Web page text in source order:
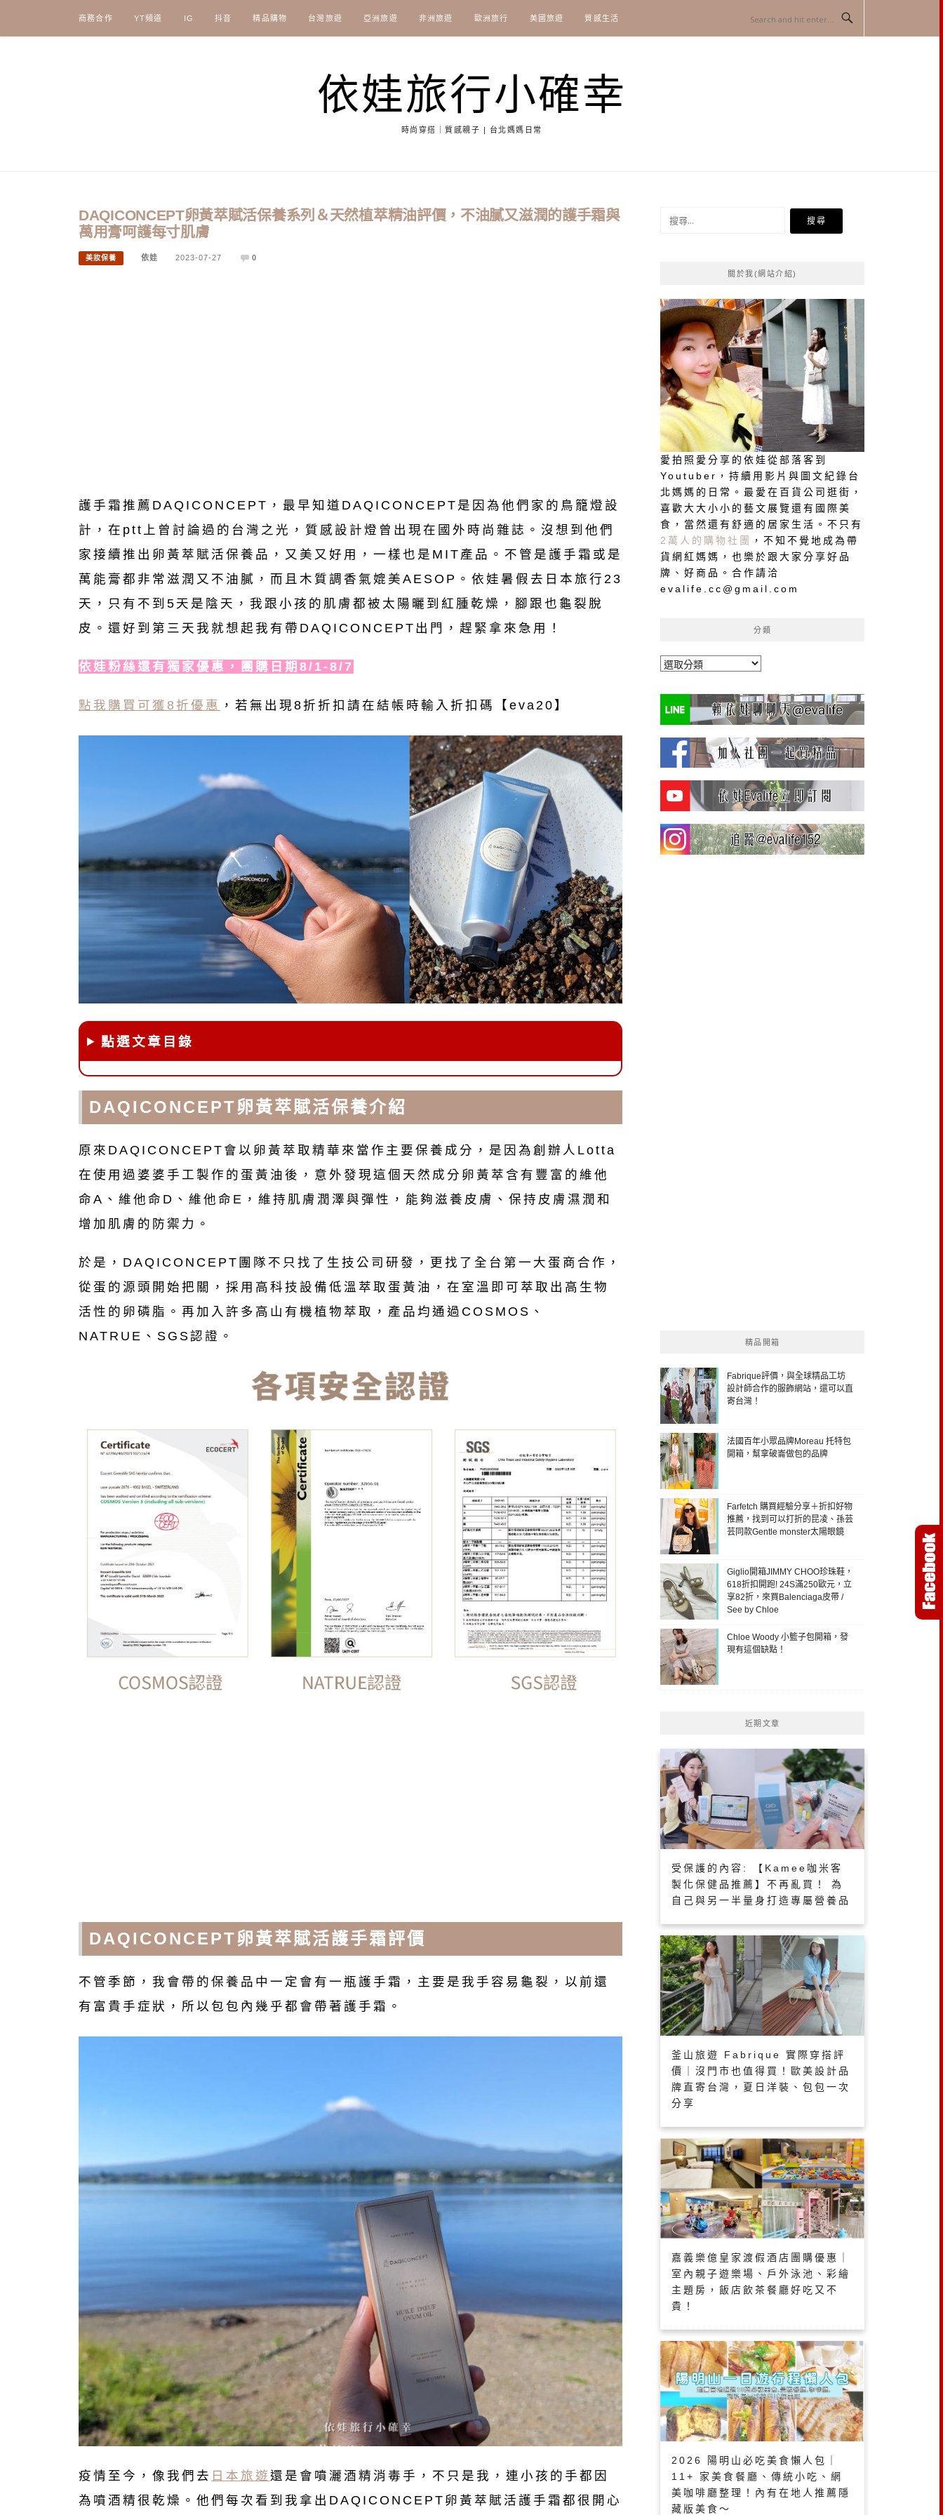
content
商務合作 YT頻道 IG 抖音 精品購物 台灣旅遊 亞洲旅遊 非洲旅遊 歐洲旅行 美國旅遊 質感生活
依娃旅行小確幸
時尚穿搭｜質感親子 | 台北媽媽日常
DAQICONCEPT卵黃萃賦活保養系列＆天然植萃精油評價，不油膩又滋潤的護手霜與
萬用膏呵護每寸肌膚
美妝保養 依娃 2023-07-27 0
護手霜推薦DAQICONCEPT，最早知道DAQICONCEPT是因為他們家的鳥籠燈設
計，在ptt上曾討論過的台灣之光，質感設計燈曾出現在國外時尚雜誌。沒想到他們
家接續推出卵黃萃賦活保養品，又美又好用，一樣也是MIT產品。不管是護手霜或是
萬能膏都非常滋潤又不油膩，而且木質調香氣媲美AESOP。依娃暑假去日本旅行23
天，只有不到5天是陰天，我跟小孩的肌膚都被太陽曬到紅腫乾燥，腳跟也龜裂脫
皮。還好到第三天我就想起我有帶DAQICONCEPT出門，趕緊拿來急用！
依娃粉絲還有獨家優惠，團購日期8/1-8/7
點我購買可獲8折優惠 ，若無出現8折折扣請在結帳時輸入折扣碼【eva20】
點選文章目錄
DAQICONCEPT卵黃萃賦活保養介紹
原來DAQICONCEPT會以卵黃萃取精華來當作主要保養成分，是因為創辦人Lotta
在使用過婆婆手工製作的蛋黃油後，意外發現這個天然成分卵黃萃含有豐富的維他
命A、維他命D、維他命E，維持肌膚潤澤與彈性，能夠滋養皮膚、保持皮膚濕潤和
增加肌膚的防禦力。
於是，DAQICONCEPT團隊不只找了生技公司研發，更找了全台第一大蛋商合作，
從蛋的源頭開始把關，採用高科技設備低溫萃取蛋黃油，在室溫即可萃取出高生物
活性的卵磷脂。再加入許多高山有機植物萃取，產品均通過COSMOS、
NATRUE、SGS認證。
DAQICONCEPT卵黃萃賦活護手霜評價
不管季節，我會帶的保養品中一定會有一瓶護手霜，主要是我手容易龜裂，以前還
有富貴手症狀，所以包包內幾乎都會帶著護手霜。
疫情至今，像我們去 日本旅遊 還是會噴灑酒精消毒手，不只是我，連小孩的手都因
為噴酒精很乾燥。他們每次看到我拿出DAQICONCEPT卵黃萃賦活護手霜都很開心
搜
關於我(網站介紹)
愛拍照愛分享的依娃從部落客到
Youtuber，持續用影片與圖文紀錄台
北媽媽的日常。最愛在百貨公司逛街，
喜歡大大小小的藝文展覽還有國際美
食，當然還有舒適的居家生活。不只有
2萬人的購物社團
，不知不覺地成為帶
貨網紅媽媽，也樂於跟大家分享好品
牌、好商品。合作請洽
evalife.cc@gmail.com
分類
分
精品開箱
Fabrique評價，與全球精品工坊
設計師合作的服飾網站，還可以直
寄台灣！
法國百年小眾品牌Moreau 托特包
開箱，幫拿破崙做包的品牌
Farfetch 購買經驗分享＋折扣好物
推薦，找到可以打折的昆凌、孫芸
芸同款Gentle monster太陽眼鏡
Giglio開箱JIMMY CHOO珍珠鞋，
618折扣開跑! 24S滿250歐元，立
享82折，來買Balenciaga皮帶 /
See by Chloe
Chloe Woody 小籃子包開箱，發
現有這個缺點！
近期文章
受保護的內容: 【Kamee咖米客
製化保健品推薦】不再亂買！ 為
自己與另一半量身打造專屬營養品
釜山旅遊 Fabrique 實際穿搭評
價｜沒門市也值得買！歐美設計品
牌直寄台灣，夏日洋裝、包包一次
分享
嘉義樂億皇家渡假酒店團購優惠｜
室內親子遊樂場、戶外泳池、彩繪
主題房，飯店飲茶餐廳好吃又不
貴！
2026 陽明山必吃美食懶人包｜
11+ 家美食餐廳、傳統小吃、網
美咖啡廳整理！內有在地人推薦隱
藏版美食～